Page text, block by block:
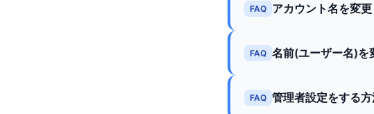
FAQ アカウント名を変更
FAQ 名前(ユーザー名)を
FAQ 管理者設定をする方